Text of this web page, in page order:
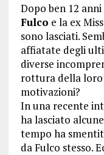
Dopo ben 12
Fulco e la ex
sono lasciati.
affiatate degli
diverse
rottura della loro
motivazioni?
In una recente
ha lasciato
tempo ha
da Fulco stesso.